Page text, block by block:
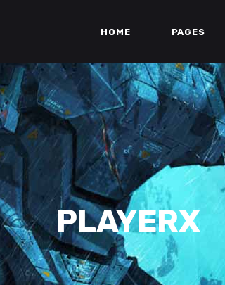
HOME PAGES
PLAYERX